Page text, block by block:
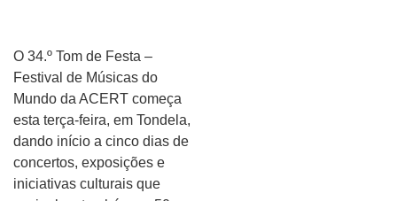
O 34.º Tom de Festa –
Festival de Músicas do
Mundo da ACERT começa
esta terça-feira, em Tondela,
dando início a cinco dias de
concertos, exposições e
iniciativas culturais que